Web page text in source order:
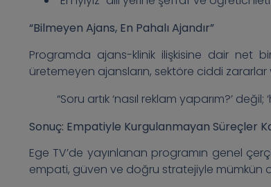
“Bilmeyen Ajans, En Pahalı Ajandır”
Programda ajans-klinik ilişkisine dair net
üretemeyen ajansların, sektöre ciddi
“Soru artık ‘nasıl reklam yaparım?’
Sonuç: Empatiyle Kurgulanmayan Süreçler
Ege TV’de yayınlanan programın genel
empati, güven ve doğru stratejiyle mümkün